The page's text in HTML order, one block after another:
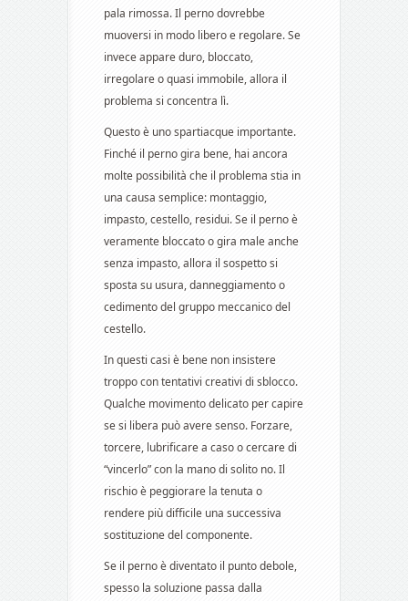
pala rimossa. Il perno dovrebbe
muoversi in modo libero e regolare. Se
invece appare duro, bloccato,
irregolare o quasi immobile, allora il
problema si concentra lì.
Questo è uno spartiacque importante.
Finché il perno gira bene, hai ancora
molte possibilità che il problema stia in
una causa semplice: montaggio,
impasto, cestello, residui. Se il perno è
veramente bloccato o gira male anche
senza impasto, allora il sospetto si
sposta su usura, danneggiamento o
cedimento del gruppo meccanico del
cestello.
In questi casi è bene non insistere
troppo con tentativi creativi di sblocco.
Qualche movimento delicato per capire
se si libera può avere senso. Forzare,
torcere, lubrificare a caso o cercare di
“vincerlo” con la mano di solito no. Il
rischio è peggiorare la tenuta o
rendere più difficile una successiva
sostituzione del componente.
Se il perno è diventato il punto debole,
spesso la soluzione passa dalla